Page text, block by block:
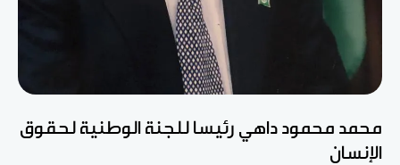
محمد محمود داهي رئيسا للجنة الوطنية لحقوق
الإنسان